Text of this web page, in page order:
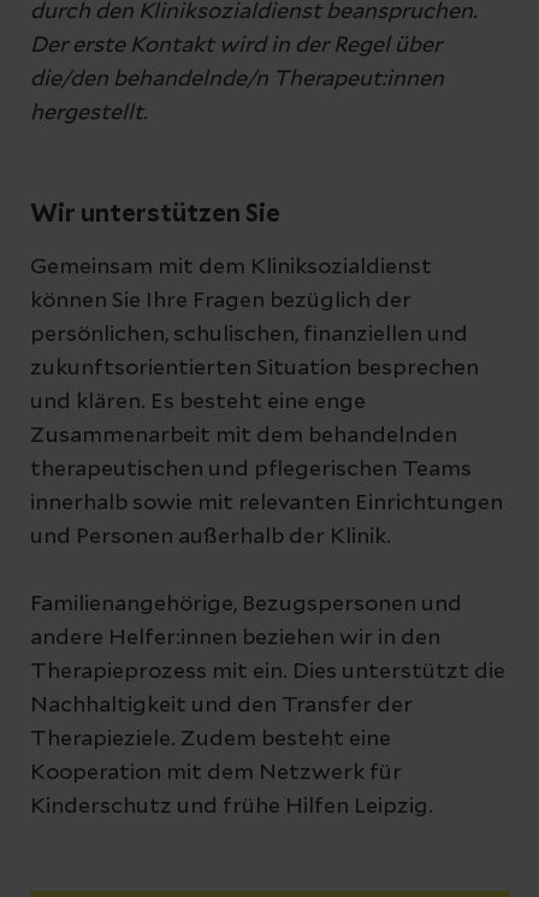
durch den Kliniksozialdienst beanspruchen.
Der erste Kontakt wird in der Regel über
die/den behandelnde/n Therapeut:innen
hergestellt.
Wir unterstützen Sie
Gemeinsam mit dem Kliniksozialdienst
können Sie Ihre Fragen bezüglich der
persönlichen, schulischen, finanziellen und
zukunftsorientierten Situation besprechen
und klären. Es besteht eine enge
Zusammenarbeit mit dem behandelnden
therapeutischen und pflegerischen Teams
innerhalb sowie mit relevanten Einrichtungen
und Personen außerhalb der Klinik.
Familienangehörige, Bezugspersonen und
andere Helfer:innen beziehen wir in den
Therapieprozess mit ein. Dies unterstützt die
Nachhaltigkeit und den Transfer der
Therapieziele. Zudem besteht eine
Kooperation mit dem Netzwerk für
Kinderschutz und frühe Hilfen Leipzig.